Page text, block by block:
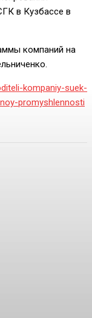
в Кузбассе в
компаний на
kompaniy-suek-
promyshlennosti